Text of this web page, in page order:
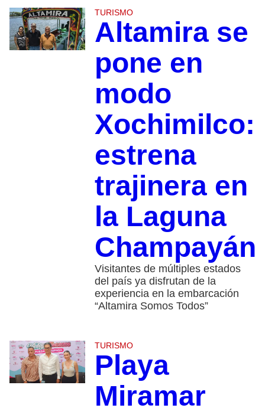
TURISMO
Altamira se
pone en
modo
Xochimilco:
estrena
trajinera en
la Laguna
Champayán
Visitantes de múltiples estados
del país ya disfrutan de la
experiencia en la embarcación
“Altamira Somos Todos”
TURISMO
Playa
Miramar